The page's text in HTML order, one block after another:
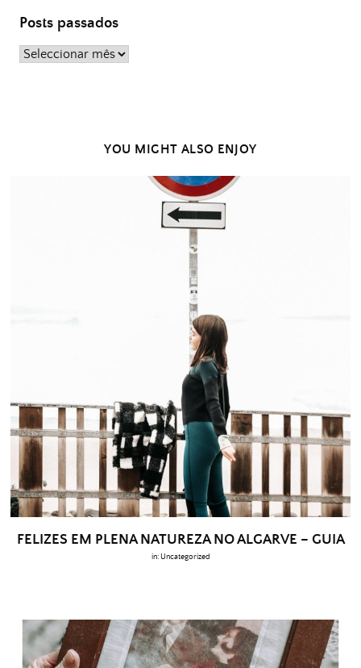
Posts passados
Posts
YOU MIGHT ALSO ENJOY
FELIZES EM PLENA NATUREZA NO ALGARVE – GUIA
in: Uncategorized